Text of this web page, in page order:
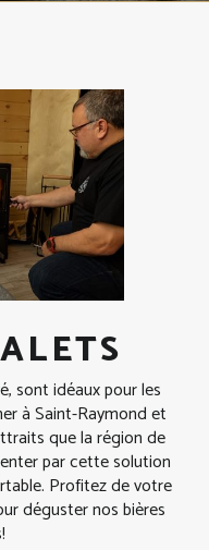
sont idéaux pour les
à Saint-Raymond et
que la région de
par cette solution
Profitez de votre
déguster nos bières